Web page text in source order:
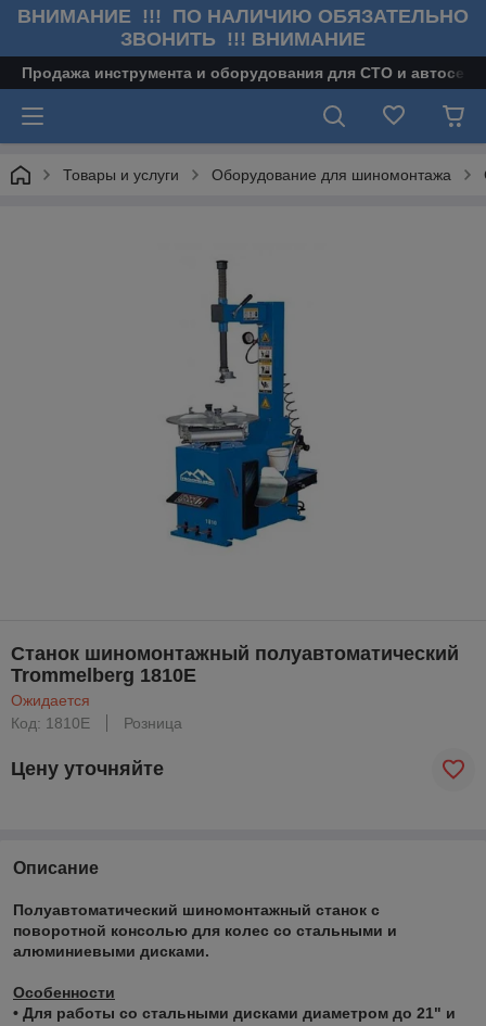
ВНИМАНИЕ !!! ПО НАЛИЧИЮ ОБЯЗАТЕЛЬНО
ЗВОНИТЬ !!! ВНИМАНИЕ
Продажа инструмента и оборудования для СТО и
Товары и услуги Оборудование для шиномонтажа
Станок шиномонтажный полуавтоматический
Trommelberg 1810E
Ожидается
Код: 1810E
Розница
Цену уточняйте
Описание
Полуавтоматический шиномонтажный станок с
поворотной консолью для колес со стальными и
алюминиевыми дисками.
Особенности
• Для работы со стальными дисками диаметром до 21" и